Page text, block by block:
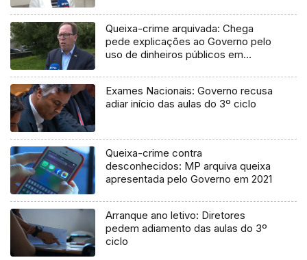
Queixa-crime arquivada: Chega
pede explicações ao Governo pelo
uso de dinheiros públicos em
Exames Nacionais: Governo recusa
adiar início das aulas do 3º ciclo
Queixa-crime contra
desconhecidos: MP arquiva queixa
apresentada pelo Governo em 2021
Arranque ano letivo: Diretores
pedem adiamento das aulas do 3º
ciclo